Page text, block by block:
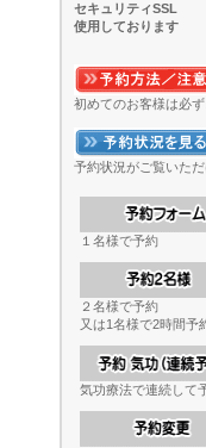
セキュリティSSL
使用しております
初めてのお客様は必
予約状況がご覧いた
１名様で予約
２名様で予約
又は1名様で2時間予
気功療法で連続して